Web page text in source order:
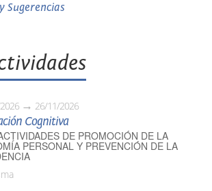
Sugerencias
26/11/2026
Cognitiva
DE PROMOCIÓN DE LA
PERSONAL Y PREVENCIÓN DE LA